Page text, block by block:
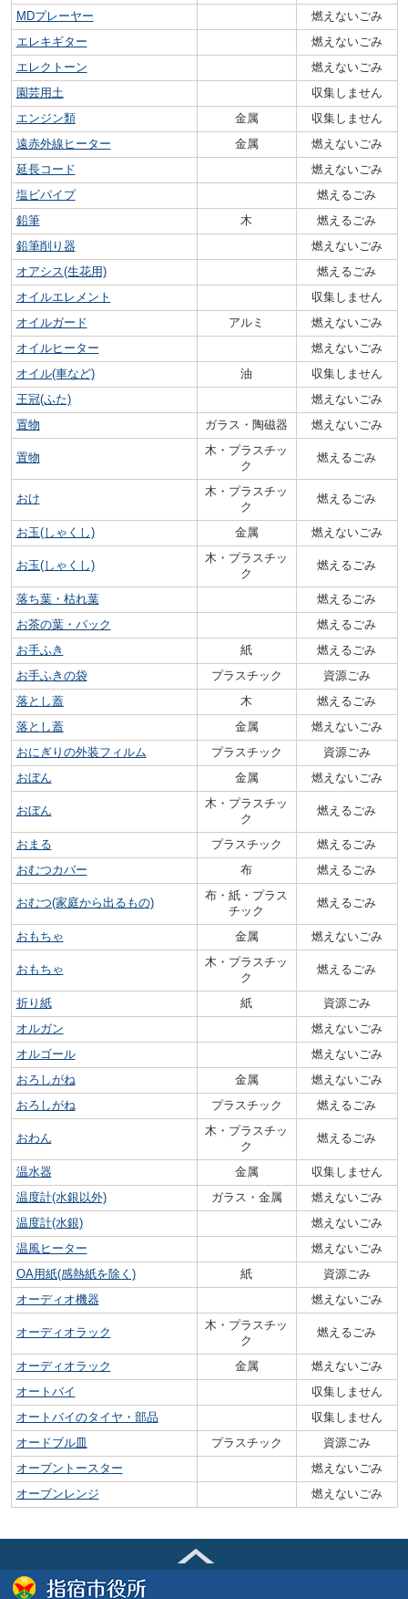
MDプレーヤー
燃えないごみ
エレキギター
燃えないごみ
エレクトーン
燃えないごみ
園芸用土
収集しません
エンジン類
金属
収集しません
遠赤外線ヒーター
金属
燃えないごみ
延長コード
燃えないごみ
塩ビパイプ
燃えるごみ
鉛筆
木
燃えるごみ
鉛筆削り器
燃えないごみ
オアシス(生花用)
燃えるごみ
オイルエレメント
収集しません
オイルガード
アルミ
燃えないごみ
オイルヒーター
燃えないごみ
オイル(車など)
油
収集しません
王冠(ふた)
燃えないごみ
置物
ガラス・陶磁器 燃えないごみ
置物
木・プラスチッ
ク
燃えるごみ
おけ
木・プラスチッ
ク
燃えるごみ
お玉(しゃくし) 金属 燃えないごみ
お玉(しゃくし)
木・プラスチッ
ク
燃えるごみ
落ち葉・枯れ葉
燃えるごみ
お茶の葉・パック
燃えるごみ
お手ふき
紙
燃えるごみ
お手ふきの袋
プラスチック
資源ごみ
落とし蓋
木
燃えるごみ
落とし蓋
金属
燃えないごみ
おにぎりの外装フィルム
プラスチック
資源ごみ
おぼん
金属 燃えないごみ
おぼん
木・プラスチッ
ク
燃えるごみ
おまる プラスチック
燃えるごみ
おむつカバー
布 燃えるごみ
おむつ(家庭から出るもの)
布・紙・プラス
チック
燃えるごみ
おもちゃ 金属 燃えないごみ
おもちゃ
木・プラスチッ
ク
燃えるごみ
折り紙 紙
資源ごみ
オルガン
燃えないごみ
オルゴール
燃えないごみ
おろしがね
金属
燃えないごみ
おろしがね
プラスチック 燃えるごみ
おわん
木・プラスチッ
ク
燃えるごみ
温水器 金属
収集しません
温度計(水銀以外)
ガラス・金属
燃えないごみ
温度計(水銀)
燃えないごみ
温風ヒーター
燃えないごみ
OA用紙(感熱紙を除く)
紙
資源ごみ
オーディオ機器
燃えないごみ
オーディオラック
木・プラスチッ
ク
燃えるごみ
オーディオラック 金属
燃えないごみ
オートバイ
収集しません
オートバイのタイヤ・部品
収集しません
オードブル皿
プラスチック
資源ごみ
オーブントースター
燃えないごみ
オーブンレンジ
燃えないごみ